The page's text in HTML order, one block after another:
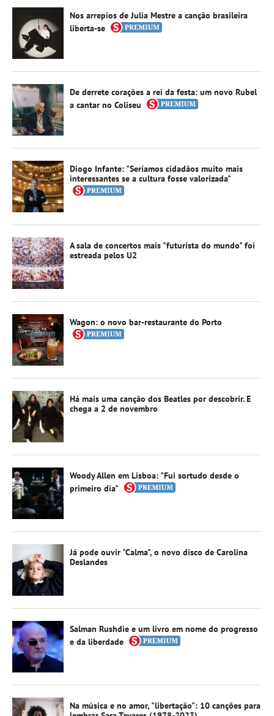
Nos arrepios de Julia Mestre a canção brasileira
liberta-se
De derrete corações a rei da festa: um novo Rubel
a cantar no Coliseu
Diogo Infante: "Seríamos cidadãos muito mais
interessantes se a cultura fosse valorizada"
A sala de concertos mais "futurista do mundo" foi
estreada pelos U2
Wagon: o novo bar-restaurante do Porto
Há mais uma canção dos Beatles por descobrir. E
chega a 2 de novembro
Woody Allen em Lisboa: "Fui sortudo desde o
primeiro dia"
Já pode ouvir "Calma", o novo disco de Carolina
Deslandes
Salman Rushdie e um livro em nome do progresso
e da liberdade
Na música e no amor, "libertação": 10 canções para